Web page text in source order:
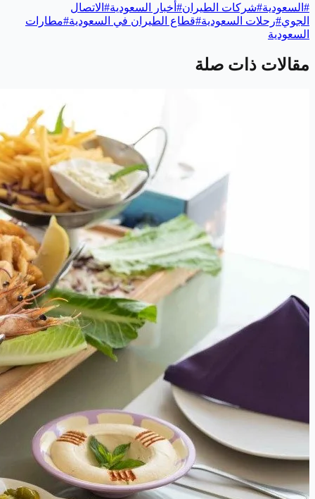
# السعودية#شركات الطيران# أخبار السعودية# الاتصال
الجوي#رحلات السعودية#قطاع الطيران في السعودية#مطارات
السعودية
مقالات ذات صلة